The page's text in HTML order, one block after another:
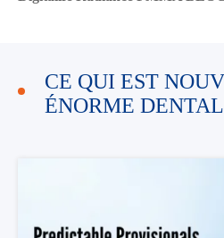
CE QUI EST
ÉNORME DENTAL